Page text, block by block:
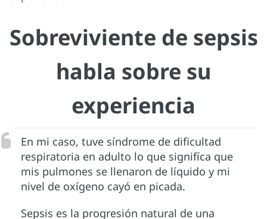
Sobreviviente de sepsis
habla sobre su
experiencia
En mi caso, tuve síndrome de dificultad
respiratoria en adulto lo que signifíca que
mis pulmones se llenaron de líquido y mi
nivel de oxígeno cayó en picada.
Sepsis es la progresión natural de una